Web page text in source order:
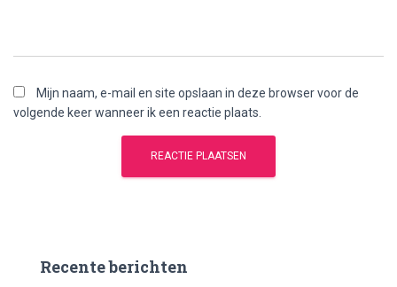
Mijn naam, e-mail en site opslaan in deze browser voor de
volgende keer wanneer ik een reactie plaats.
Recente berichten